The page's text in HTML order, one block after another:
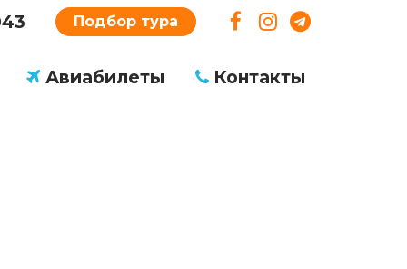
Подбор тура
Авиабилеты Контакты